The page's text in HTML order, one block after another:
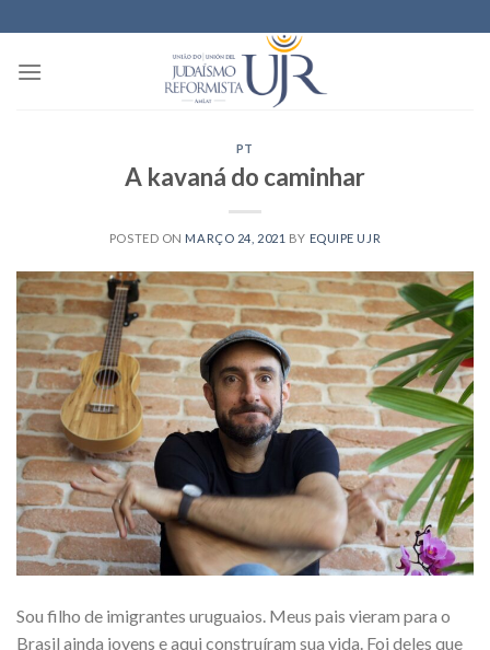
to
content
PT
A kavaná do caminhar
POSTED ON MARÇO 24, 2021 BY EQUIPE UJR
Sou filho de imigrantes uruguaios. Meus pais vieram para o
Brasil ainda jovens e aqui construíram sua vida. Foi deles que